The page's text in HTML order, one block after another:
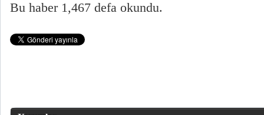
Bu haber 1,467 defa okundu.